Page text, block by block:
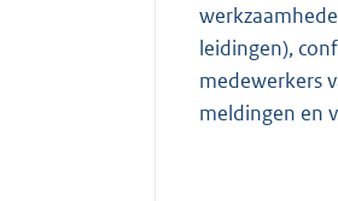
leidingen),
medewerkers
meldingen en